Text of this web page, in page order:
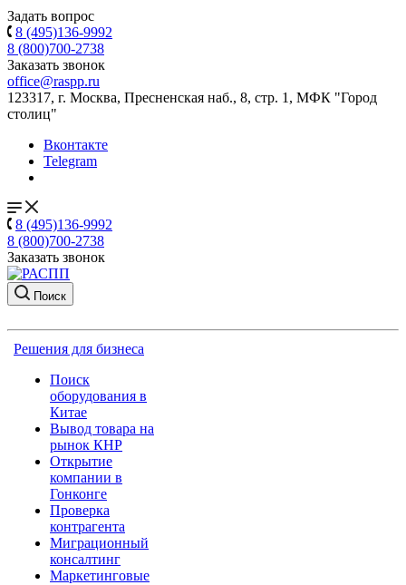
Задать вопрос
8 (495)136-9992
8 (800)700-2738
Заказать звонок
office@raspp.ru
123317, г. Москва, Пресненская наб., 8, стр. 1, МФК "Город
столиц"
Вконтакте
Telegram
8 (495)136-9992
8 (800)700-2738
Заказать звонок
Поиск
Решения для бизнеса
Поиск
оборудования в
Китае
Вывод товара на
рынок КНР
Открытие
компании в
Гонконге
Проверка
контрагента
Миграционный
консалтинг
Маркетинговые